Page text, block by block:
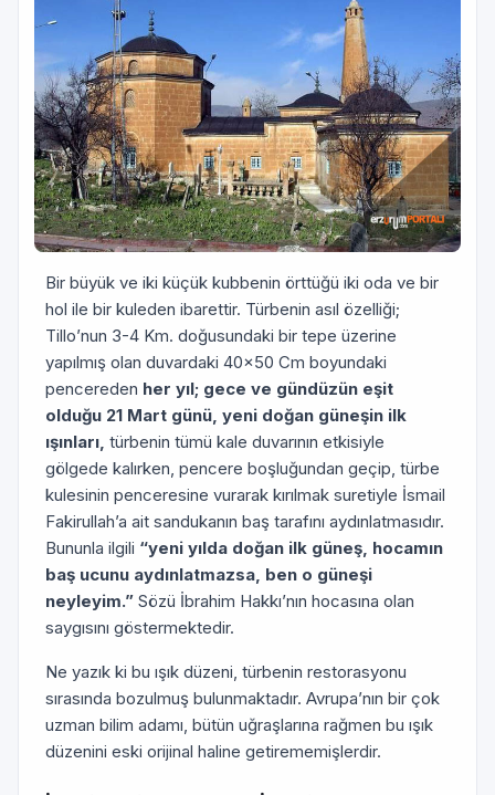
Bir büyük ve iki küçük kubbenin örttüğü iki oda ve bir
hol ile bir kuleden ibarettir. Türbenin asıl özelliği;
Tillo’nun 3-4 Km. doğusundaki bir tepe üzerine
yapılmış olan duvardaki 40x50 Cm boyundaki
pencereden her yıl; gece ve gündüzün eşit
olduğu 21 Mart günü, yeni doğan güneşin ilk
ışınları, türbenin tümü kale duvarının etkisiyle
gölgede kalırken, pencere boşluğundan geçip, türbe
kulesinin penceresine vurarak kırılmak suretiyle İsmail
Fakirullah’a ait sandukanın baş tarafını aydınlatmasıdır.
Bununla ilgili “yeni yılda doğan ilk güneş, hocamın
baş ucunu aydınlatmazsa, ben o güneşi
neyleyim.” Sözü İbrahim Hakkı’nın hocasına olan
saygısını göstermektedir.
Ne yazık ki bu ışık düzeni, türbenin restorasyonu
sırasında bozulmuş bulunmaktadır. Avrupa’nın bir çok
uzman bilim adamı, bütün uğraşlarına rağmen bu ışık
düzenini eski orijinal haline getirememişlerdir.